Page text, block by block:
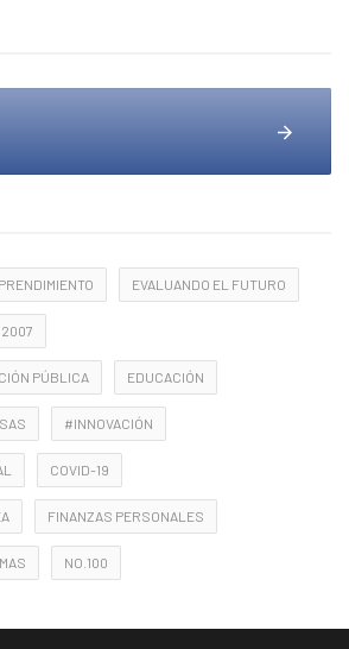
EVALUANDO EL FUTURO
2007
PÚBLICA EDUCACIÓN
#INNOVACIÓN
COVID-19
FINANZAS PERSONALES
NO.100